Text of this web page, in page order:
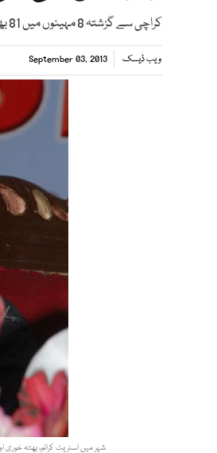
کراچی سے گزشتہ 8 مہینوں میں 81 بھتہ خوروں، قتل اوردیگر وارداتوں میں ملوث 461 ملزمان کو گرفتار کیا گیا، غلام قادر
ویب ڈیسک September 03, 2013
شہر میں اسٹریٹ کرائم، بھتہ